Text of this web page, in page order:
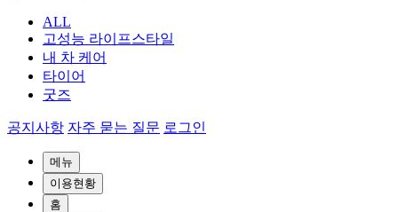
ALL
고성능 라이프스타일
내 차 케어
타이어
굿즈
공지사항 자주 묻는 질문 로그인
메뉴
이용현황
홈